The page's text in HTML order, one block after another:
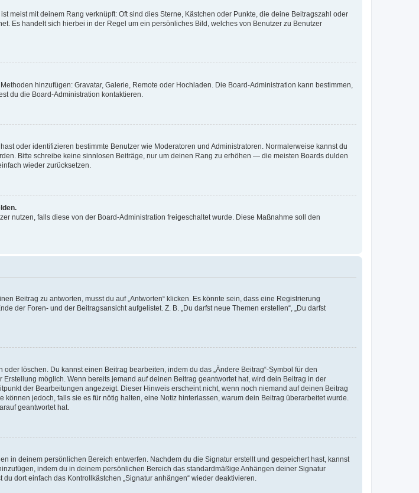
meist mit deinem Rang verknüpft: Oft sind dies Sterne, Kästchen oder Punkte, die deine Beitragszahl oder
Es handelt sich hierbei in der Regel um ein persönliches Bild, welches von Benutzer zu Benutzer
hinzufügen: Gravatar, Galerie, Remote oder Hochladen. Die Board-Administration kann bestimmen,
du die Board-Administration kontaktieren.
oder identifizieren bestimmte Benutzer wie Moderatoren und Administratoren. Normalerweise kannst du
Bitte schreibe keine sinnlosen Beiträge, nur um deinen Rang zu erhöhen — die meisten Boards dulden
wieder zurücksetzen.
nutzen, falls diese von der Board-Administration freigeschaltet wurde. Diese Maßnahme soll den
Beitrag zu antworten, musst du auf „Antworten“ klicken. Es könnte sein, dass eine Registrierung
der Foren- und der Beitragsansicht aufgelistet. Z. B. „Du darfst neue Themen erstellen“, „Du darfst
löschen. Du kannst einen Beitrag bearbeiten, indem du das „Ändere Beitrag“-Symbol für den
möglich. Wenn bereits jemand auf deinen Beitrag geantwortet hat, wird dein Beitrag in der
der Bearbeitungen angezeigt. Dieser Hinweis erscheint nicht, wenn noch niemand auf deinen Beitrag
jedoch, falls sie es für nötig halten, eine Notiz hinterlassen, warum dein Beitrag überarbeitet wurde.
geantwortet hat.
in deinem persönlichen Bereich entwerfen. Nachdem du die Signatur erstellt und gespeichert hast, kannst
indem du in deinem persönlichen Bereich das standardmäßige Anhängen deiner Signatur
dort einfach das Kontrollkästchen „Signatur anhängen“ wieder deaktivieren.